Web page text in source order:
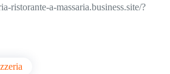
ristorante-a-massaria.business.site/?